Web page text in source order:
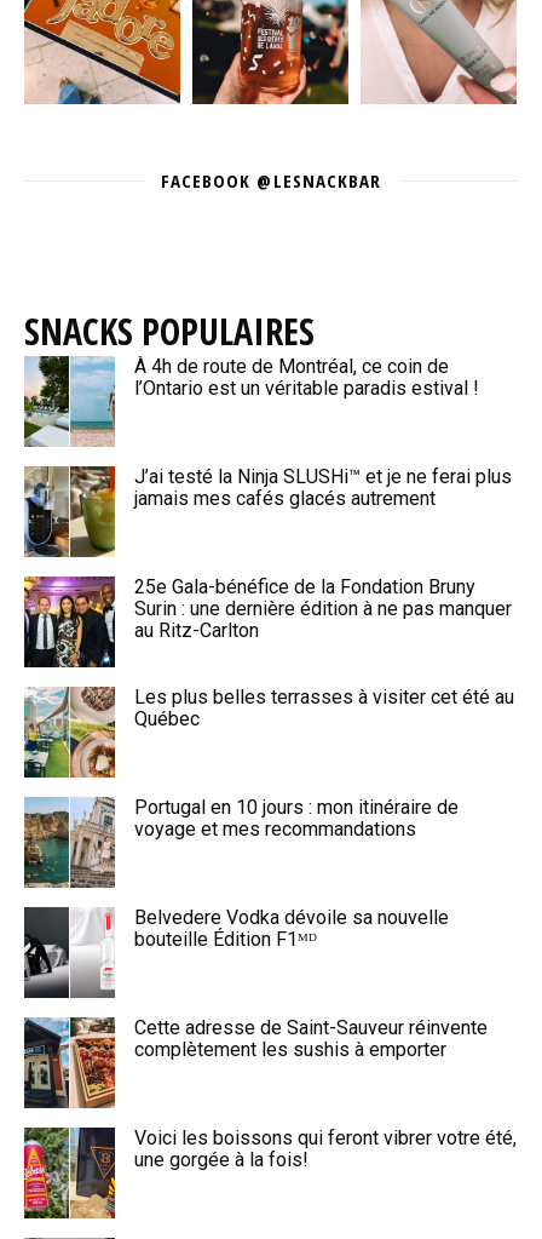
FACEBOOK @LESNACKBAR
SNACKS POPULAIRES
À 4h de route de Montréal, ce coin de
l’Ontario est un véritable paradis estival !
J’ai testé la Ninja SLUSHi™ et je ne ferai plus
jamais mes cafés glacés autrement
25e Gala-bénéfice de la Fondation Bruny
Surin : une dernière édition à ne pas manquer
au Ritz-Carlton
Les plus belles terrasses à visiter cet été au
Québec
Portugal en 10 jours : mon itinéraire de
voyage et mes recommandations
Belvedere Vodka dévoile sa nouvelle
bouteille Édition F1ᴹᴰ
Cette adresse de Saint-Sauveur réinvente
complètement les sushis à emporter
Voici les boissons qui feront vibrer votre été,
une gorgée à la fois!